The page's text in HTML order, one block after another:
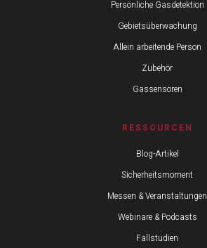
Persönliche Gasdetektion
Gebietsüberwachung
Allein arbeitende Person
Zubehör
Gassensoren
RESSOURCEN
Blog-Artikel
Sicherheitsmoment
Messen & Veranstaltungen
Webinare & Podcasts
Fallstudien